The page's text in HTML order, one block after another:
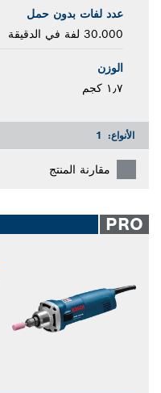
عدد لفات بدون حمل
30.000 لفة في الدقيقة
الوزن
١٫٧ كجم
الأنواع: 1
مقارنة المنتج
PRO